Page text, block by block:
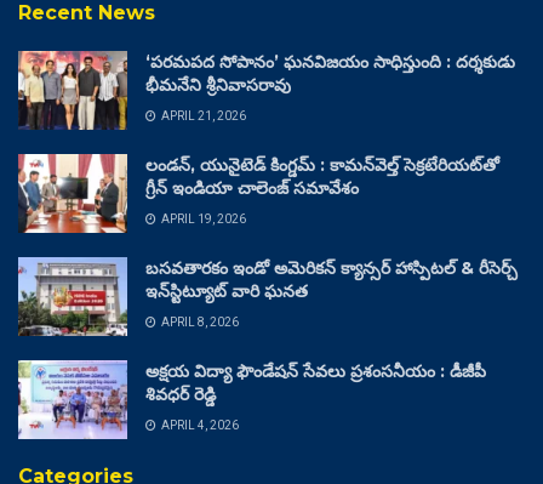
Recent News
‘పరమపద సోపానం’ ఘనవిజయం సాధిస్తుంది : దర్శకుడు
భీమనేని శ్రీనివాసరావు
APRIL 21, 2026
లండన్, యునైటెడ్ కింగ్డమ్ : కామన్‌వెల్త్ సెక్రటేరియట్‌తో
గ్రీన్ ఇండియా చాలెంజ్ సమావేశం
APRIL 19, 2026
బసవతారకం ఇండో అమెరికన్ క్యాన్సర్ హాస్పిటల్ & రీసెర్చ్
ఇన్‌స్టిట్యూట్ వారి ఘనత
APRIL 8, 2026
అక్షయ విద్యా ఫౌండేషన్ సేవలు ప్రశంసనీయం : డీజీపీ
శివధర్ రెడ్డి
APRIL 4, 2026
Categories